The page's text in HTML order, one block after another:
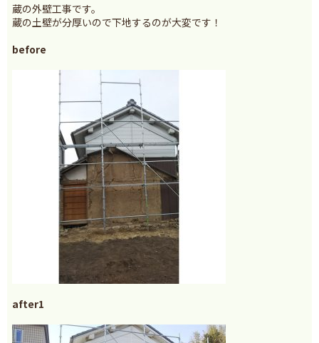
蔵の外壁工事です。
蔵の土壁が分厚いので下地するのが大変です！
before
after1